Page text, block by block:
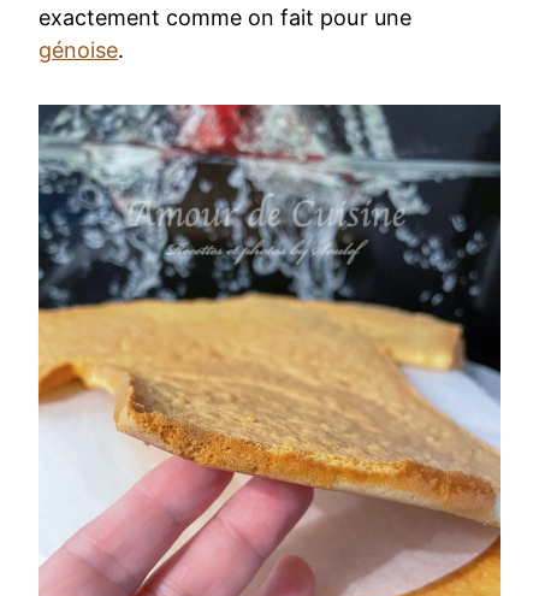
exactement comme on fait pour une
génoise.